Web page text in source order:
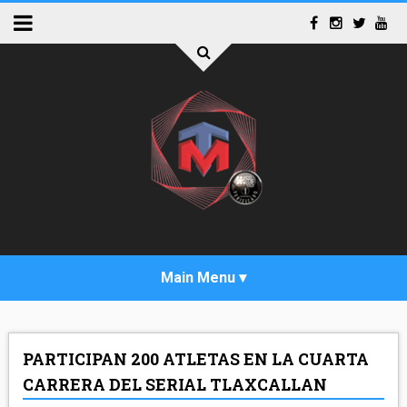
PARTICIPAN 200 ATLETAS EN LA CUARTA
CARRERA DEL SERIAL TLAXCALLAN